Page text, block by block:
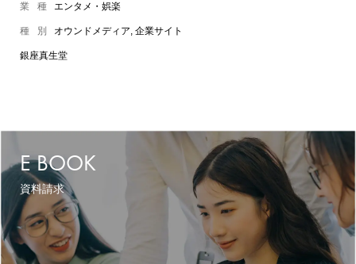
業種エンタメ・娯楽
種別 オウンドメディア, 企業サイト
銀座真生堂
E BOOK
資料請求